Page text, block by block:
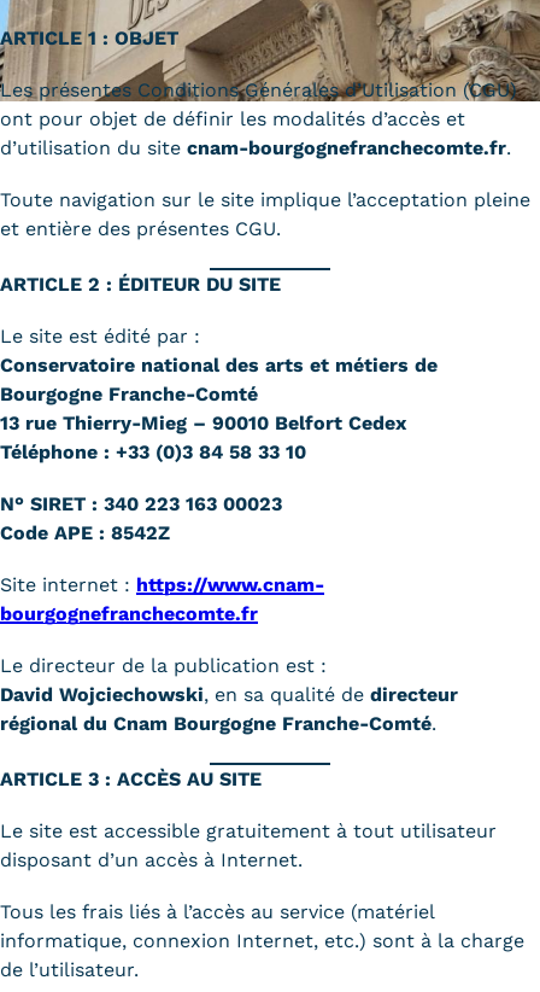
Carte lieux et centres Cnam en
BFC
Nos centres administratifs
Actualités
Agenda
Revue de presse
Contact
Contacts services
Formations
Trouver votre formation
OFFRE EN BFC
OFFRE NATIONALE
Catalogue national
Équivalences, passerelles et
suites de parcours
Modalités d'enseignement
Formation en présentiel
Alternance
ARTICLE 1 : OBJET
Les présentes Conditions Générales d’Utilisation (CGU)
ont pour objet de définir les modalités d’accès et
d’utilisation du site cnam-bourgognefranchecomte.fr.
Toute navigation sur le site implique l’acceptation pleine
et entière des présentes CGU.
ARTICLE 2 : ÉDITEUR DU SITE
Le site est édité par :
Conservatoire national des arts et métiers de
Bourgogne Franche-Comté
13 rue Thierry-Mieg – 90010 Belfort Cedex
Téléphone : +33 (0)3 84 58 33 10
N° SIRET : 340 223 163 00023
Code APE : 8542Z
Site internet : https://www.cnam-
bourgognefranchecomte.fr
Le directeur de la publication est :
David Wojciechowski, en sa qualité de directeur
régional du Cnam Bourgogne Franche-Comté.
ARTICLE 3 : ACCÈS AU SITE
Le site est accessible gratuitement à tout utilisateur
disposant d’un accès à Internet.
Tous les frais liés à l’accès au service (matériel
informatique, connexion Internet, etc.) sont à la charge
de l’utilisateur.